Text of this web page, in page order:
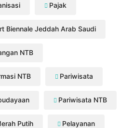
Pajak
Biennale Jeddah Arab Saudi
NTB
NTB Pariwisata
Pariwisata NTB
Putih Pelayanan